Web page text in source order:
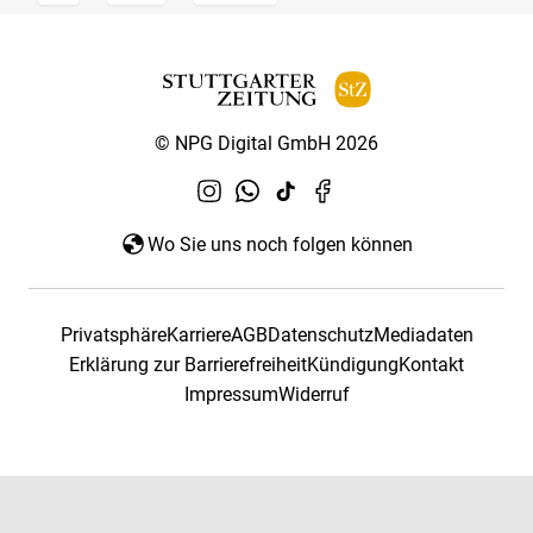
© NPG Digital GmbH 2026
Wo Sie uns noch folgen können
PrivatsphäreKarriereAGBDatenschutzMediadaten
Erklärung zur BarrierefreiheitKündigungKontakt
ImpressumWiderruf